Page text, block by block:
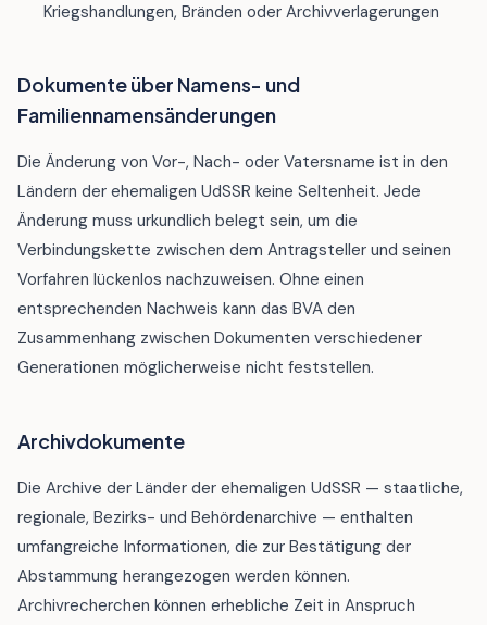
Kriegshandlungen, Bränden oder Archivverlagerungen
Dokumente über Namens- und
Familiennamensänderungen
Die Änderung von Vor-, Nach- oder Vatersname ist in den
Ländern der ehemaligen UdSSR keine Seltenheit. Jede
Änderung muss urkundlich belegt sein, um die
Verbindungskette zwischen dem Antragsteller und seinen
Vorfahren lückenlos nachzuweisen. Ohne einen
entsprechenden Nachweis kann das BVA den
Zusammenhang zwischen Dokumenten verschiedener
Generationen möglicherweise nicht feststellen.
Archivdokumente
Die Archive der Länder der ehemaligen UdSSR — staatliche,
regionale, Bezirks- und Behördenarchive — enthalten
umfangreiche Informationen, die zur Bestätigung der
Abstammung herangezogen werden können.
Archivrecherchen können erhebliche Zeit in Anspruch